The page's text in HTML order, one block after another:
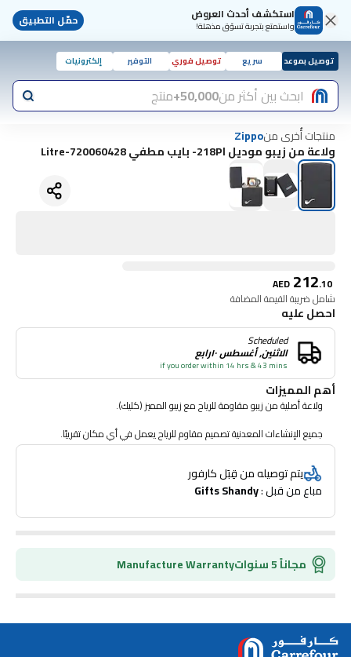
استكشف أحدث العروض
واستمتع بتجربة تسوّق مذهلة! حمّل التطبيق
توصيل بموعد سريع توصيل فوري التوفير إلكترونيات
ابحث بين أكثر من50,000+ منتج
منتجات أُخرى منZippo
ولاعة من زيبو موديل 218Pl- بايب مطفي Litre-720060428
AED 212.10
شامل ضريبة القيمة المضافة
احصل عليه
Scheduled
الاثنين, أغسطس ١٠رابع
if you order within 14 hrs & 43 mins
أهم المميزات
ولاعة أصلية من زيبو مقاومة للرياح مع زيبو المميز (كليك).
جميع الإنشاءات المعدنية تصميم مقاوم للرياح يعمل في أي مكان تقريبًا.
قابلة لإعادة التعبئة لمدى الحياة ؛ للحصول على الأداء الأمثل ، نوصي بولاعة زيبو
الأصلية الممتازة ، وأحجار الصوان والفتائل.
يتم توصيله من قِبَل كارفور
مباع من قبل : Gifts Shandy
مجاناً 5 سنوات Manufacture Warranty